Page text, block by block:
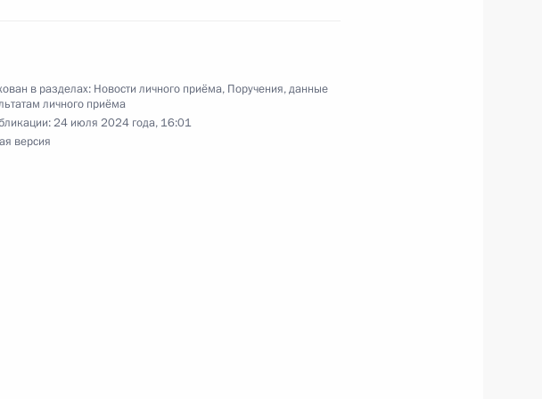
данного по итогам личного приёма
Магаданской области, проведённого
в разделах: Новости личного приёма, Поручения, данные
личного приёма
24 июля 2024 года, 16:01
версия